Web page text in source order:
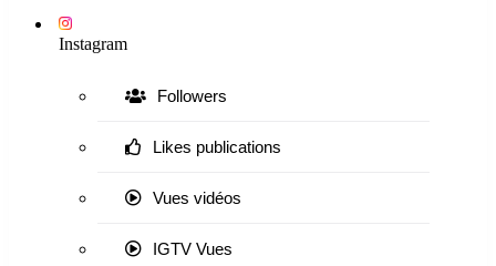
Instagram
Followers
Likes publications
Vues vidéos
IGTV Vues